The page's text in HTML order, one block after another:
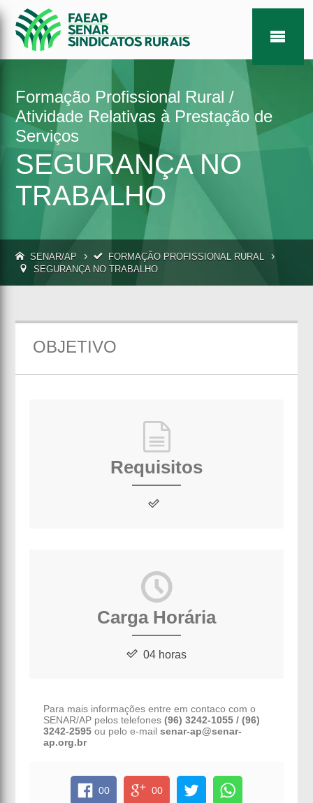
Formação Profissional Rural /
Atividade Relativas à Prestação de
Serviços
SEGURANÇA NO
TRABALHO
SENAR/AP › FORMAÇÃO PROFISSIONAL RURAL ›
SEGURANÇA NO TRABALHO
OBJETIVO
Requisitos
Carga Horária
04 horas
Para mais informações entre em contaco com o
SENAR/AP pelos telefones(96) 3242-1055 / (96)
3242-2595 ou pelo e-mailsenar-ap@senar-
ap.org.br
00 00